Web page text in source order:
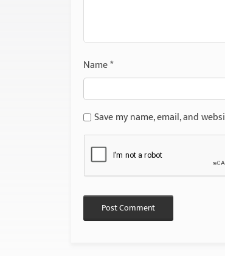
Name*
Save my name, email, and